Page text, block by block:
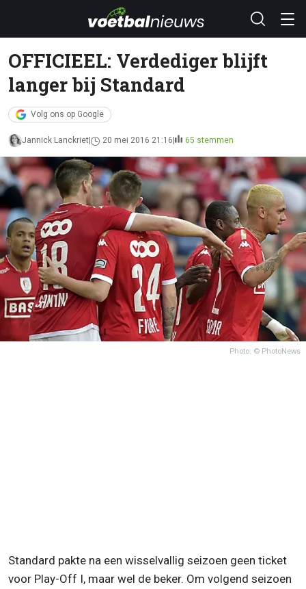
OFFICIEEL: Verdediger blijft
langer bij Standard
Volg ons op Google
Jannick Lanckriet 20 mei 2016 21:16 65 stemmen
Photo: © PhotoNews
Standard pakte na een wisselvallig seizoen geen ticket
voor Play-Off I, maar wel de beker. Om volgend seizoen